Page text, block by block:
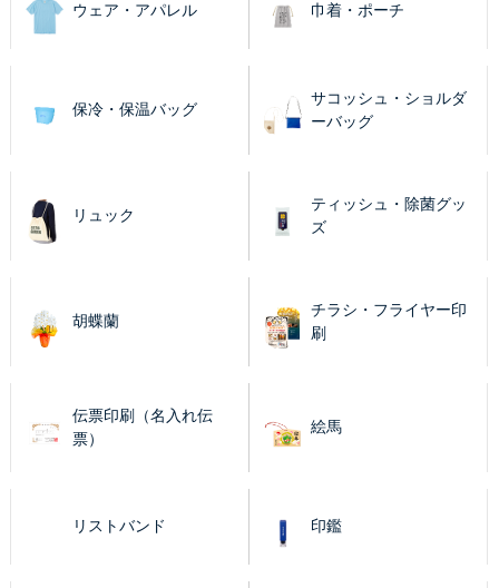
ウェア・アパレル 巾着・ポーチ
保冷・保温バッグ
サコッシュ・ショルダ
ーバッグ
リュック
ティッシュ・除菌グッ
ズ
胡蝶蘭
チラシ・フライヤー印
刷
伝票印刷（名入れ伝
票）
絵馬
リストバンド 印鑑